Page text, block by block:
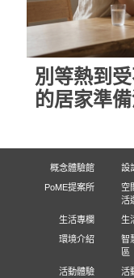
別等熱到
的居家準
概念體驗館 設
PoME提案所
空
活
生活專欄
生
環境介紹
智
區
活動體驗
活